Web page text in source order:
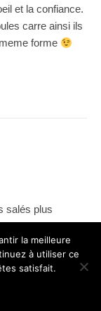
et la confiance.
carre ainsi ils
forme
salés plus
petit-déjeuenrs
en encas
la meilleure
à utiliser ce
satisfait.